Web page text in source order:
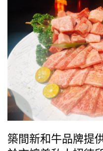
築間新和牛品牌提